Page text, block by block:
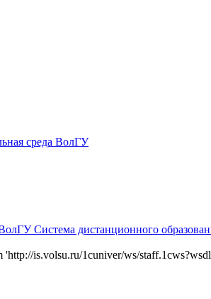
среда ВолГУ
Система дистанционного
is.volsu.ru/1cuniver/ws/